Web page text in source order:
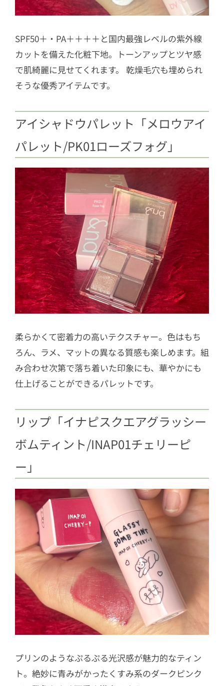
SPF50＋・PA＋＋＋＋と国内最強レベルの紫外線
カットを備えた化粧下地。トーンアップとツヤ感
で肌綺麗に見せてくれます。 乾燥毛穴も埋められ
そうな優秀アイテムです。
アイシャドウパレット「メロウアイ
パレット/PK01ローズフォグ」
柔らかくて密着力の高いテクスチャー。色はもち
ろん、ラメ、マットの異なる質感も楽しめます。組
み合わせ次第で落ち着いた印象にも、華やかにも
仕上げることができるパレットです。
リップ「イナピスクエアグラッシー
ボムティント/INAP01チェリーピ
ー」
プリンのようなぷるぷる光沢感が魅力的なティン
ト。絶妙に青みがかったくすみ系のダークピンク